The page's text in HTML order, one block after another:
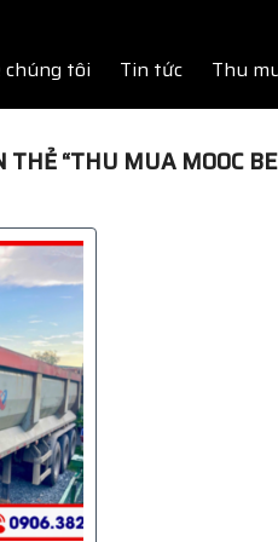
chúng tôi Tin tức Thu
“THU MUA MOOC